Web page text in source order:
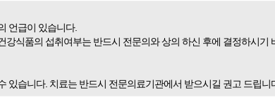
언급이 있습니다.
식품의 섭취여부는 반드시 전문의와 상의 하신 후에 결정하시기
있습니다. 치료는 반드시 전문의료기관에서 받으시길 권고 드립니